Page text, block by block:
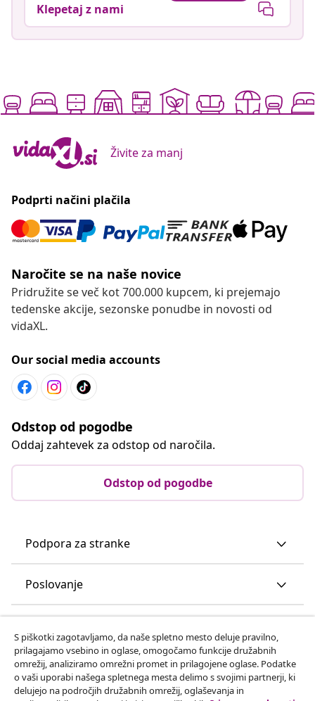
Klepetaj z nami
Živite za manj
Podprti načini plačila
Naročite se na naše novice
Pridružite se več kot 700.000 kupcem, ki prejemajo
tedenske akcije, sezonske ponudbe in novosti od
vidaXL.
Our social media accounts
Odstop od pogodbe
Oddaj zahtevek za odstop od naročila.
Odstop od pogodbe
Podpora za stranke
Poslovanje
Odkrijte več
S piškotki zagotavljamo, da naše spletno mesto deluje pravilno,
prilagajamo vsebino in oglase, omogočamo funkcije družabnih
omrežij, analiziramo omrežni promet in prilagojene oglase. Podatke
o vaši uporabi našega spletnega mesta delimo s svojimi partnerji, ki
delujejo na področjih družabnih omrežij, oglaševanja in